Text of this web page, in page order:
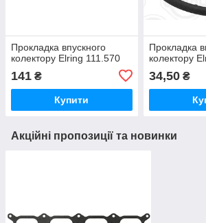
Прокладка впускного
колектору Elring 111.570
141 ₴
Купити
Прокладка
колектору
34,50₴
Акційні пропозиції та новинки